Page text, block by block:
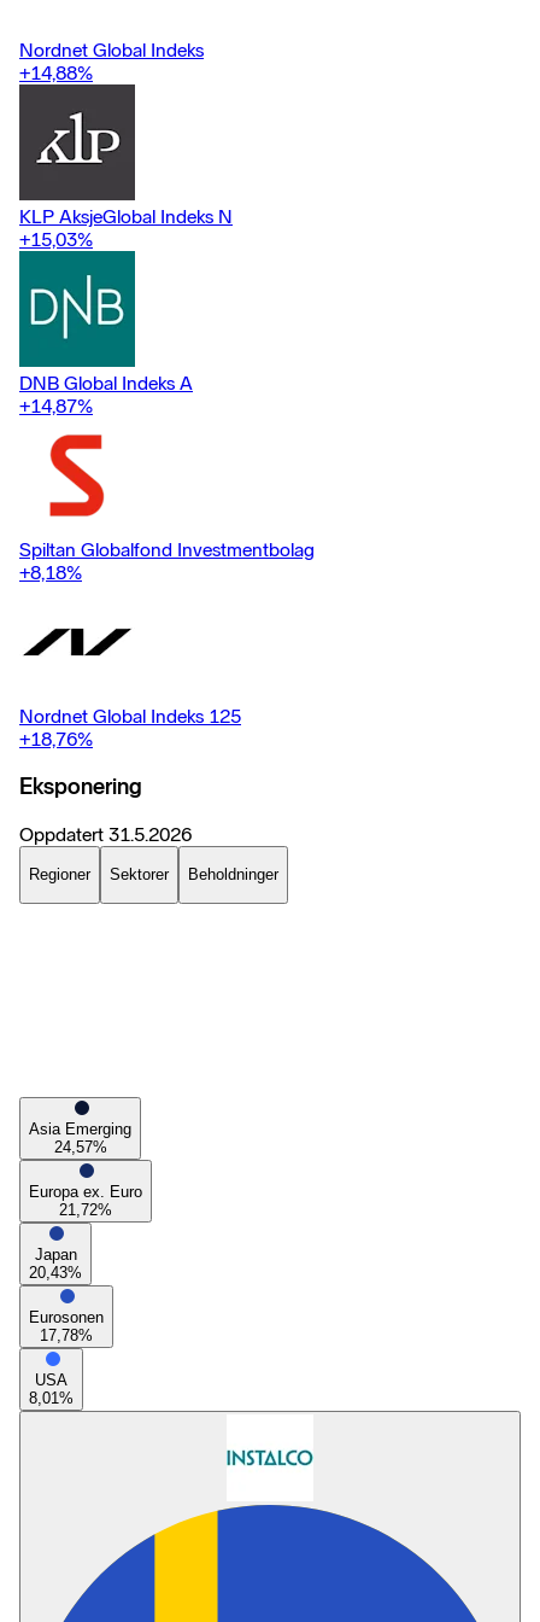
Nordnet Global Indeks
+14,88%
KLP AksjeGlobal Indeks N
+15,03%
DNB Global Indeks A
+14,87%
Spiltan Globalfond Investmentbolag
+8,18%
Nordnet Global Indeks 125
+18,76%
Eksponering
Oppdatert 31.5.2026
Regioner Sektorer Beholdninger
Asia Emerging
24,57%
Europa ex. Euro
21,72%
Japan
20,43%
Eurosonen
17,78%
USA
8,01%